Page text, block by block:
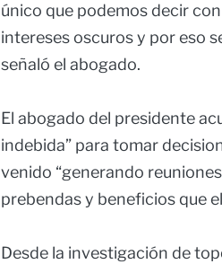
único que podemos decir
intereses oscuros y por eso
señaló el abogado.
El abogado del presidente
indebida” para tomar
venido “generando
prebendas y beneficios que
Desde la investigación de